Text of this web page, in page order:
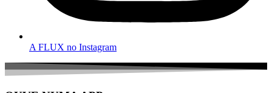
A FLUX no Instagram